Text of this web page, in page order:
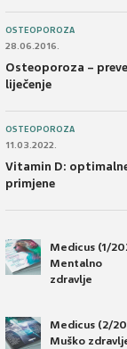
OSTEOPOROZA
28.06.2016.
Osteoporoza –
liječenje
OSTEOPOROZA
11.03.2022.
Vitamin D:
primjene
Medicus (1/
Mentalno
zdravlje
Medicus (2/
Muško